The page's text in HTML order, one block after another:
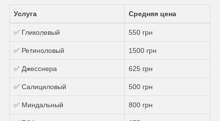
Услуга Средняя цена
✅ Гликолевый 550 грн
✅ Ретиноловый 1500 грн
✅ Джесснера 625 грн
✅ Салициловый 500 грн
✅ Миндальный 800 грн